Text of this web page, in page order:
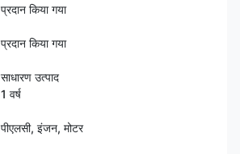
प्रदान किया गया
प्रदान किया गया
साधारण उत्पाद
1 वर्ष
पीएलसी, इंजन, मोटर